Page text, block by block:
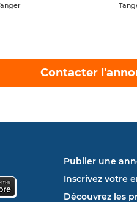
Contacter
Publier une
Inscrivez votre
Découvrez les